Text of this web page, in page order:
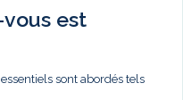
est
sont abordés tels